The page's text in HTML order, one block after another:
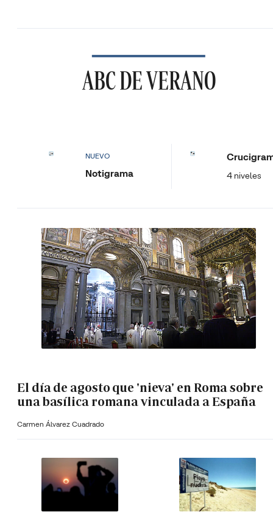
ABC DE VERANO
NUEVO
Notigrama 4 niveles
El día de agosto que 'nieva' en Roma sobre
una basílica romana vinculada a España
Carmen Álvarez Cuadrado